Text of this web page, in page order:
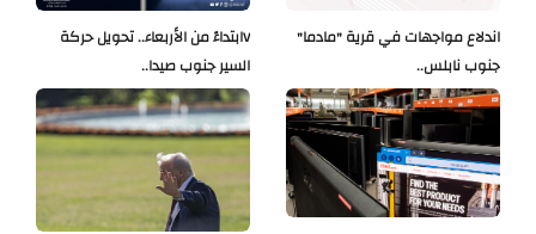
Vابتداءً من الأربعاء.. تحويل حركة
السير جنوب صيدا..
اندلاع مواجهات في قرية "مادما"
جنوب نابلس..